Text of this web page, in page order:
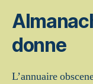
donne
L’annuaire